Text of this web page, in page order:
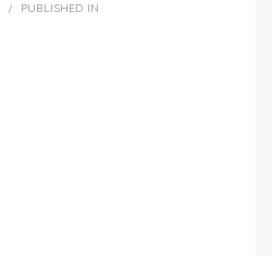
/ PUBLISHED IN